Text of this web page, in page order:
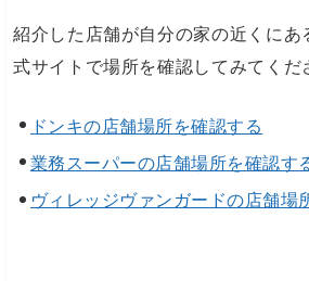
紹介した店舗が自分の家の近くにあ
式サイトで場所を確認してみてくだ
ドンキの店舗場所を確認する
業務スーパーの店舗場所を確認す
ヴィレッジヴァンガードの店舗場